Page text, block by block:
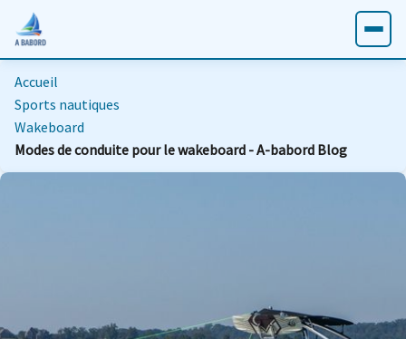
Accueil
Sports nautiques
Wakeboard
Modes de conduite pour le wakeboard - A-babord Blog